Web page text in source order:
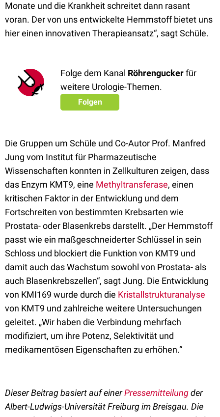
Monate und die Krankheit schreitet dann rasant
voran. Der von uns entwickelte Hemmstoff bietet uns
hier einen innovativen Therapieansatz“, sagt Schüle.
Folge dem Kanal Röhrenguckerfür
weitere Urologie-Themen.
Folgen
Die Gruppen um Schüle und Co-Autor Prof. Manfred
Jung vom Institut für Pharmazeutische
Wissenschaften konnten in Zellkulturen zeigen, dass
das Enzym KMT9, eine Methyltransferase, einen
kritischen Faktor in der Entwicklung und dem
Fortschreiten von bestimmten Krebsarten wie
Prostata- oder Blasenkrebs darstellt. „Der Hemmstoff
passt wie ein maßgeschneiderter Schlüssel in sein
Schloss und blockiert die Funktion von KMT9 und
damit auch das Wachstum sowohl von Prostata- als
auch Blasenkrebszellen“, sagt Jung. Die Entwicklung
von KMI169 wurde durch die Kristallstrukturanalyse
von KMT9 und zahlreiche weitere Untersuchungen
geleitet. „Wir haben die Verbindung mehrfach
modifiziert, um ihre Potenz, Selektivität und
medikamentösen Eigenschaften zu erhöhen.“
Dieser Beitrag basiert auf einerPressemitteilungder
Albert-Ludwigs-Universität Freiburg im Breisgau. Die